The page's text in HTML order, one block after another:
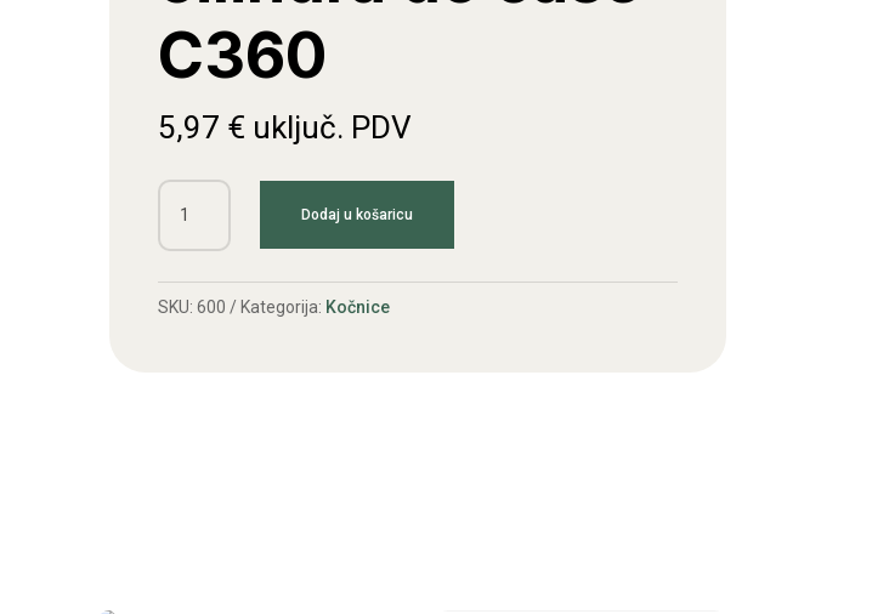
C360
5,97 € uključ. PDV
Cijev
kočionog
do
Dodaj u košaricu
SKU: 600 Kategorija: Kočnice